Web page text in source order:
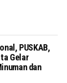
PUSKAB,
Gelar
dan